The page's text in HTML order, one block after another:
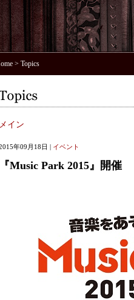
> Topics
メイン
年09月18日 | イベント
『Music Park 2015』開催